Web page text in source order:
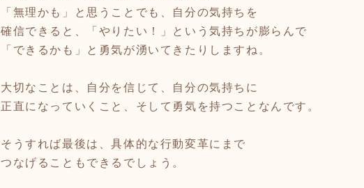
「無理かも」と思うことでも、自分の気持ちを
確信できると、「やりたい！」という気持ちが膨らんで
「できるかも」と勇気が湧いてきたりしますね。
大切なことは、自分を信じて、自分の気持ちに
正直になっていくこと、そして勇気を持つことなんです。
そうすれば最後は、具体的な行動変革にまで
つなげることもできるでしょう。